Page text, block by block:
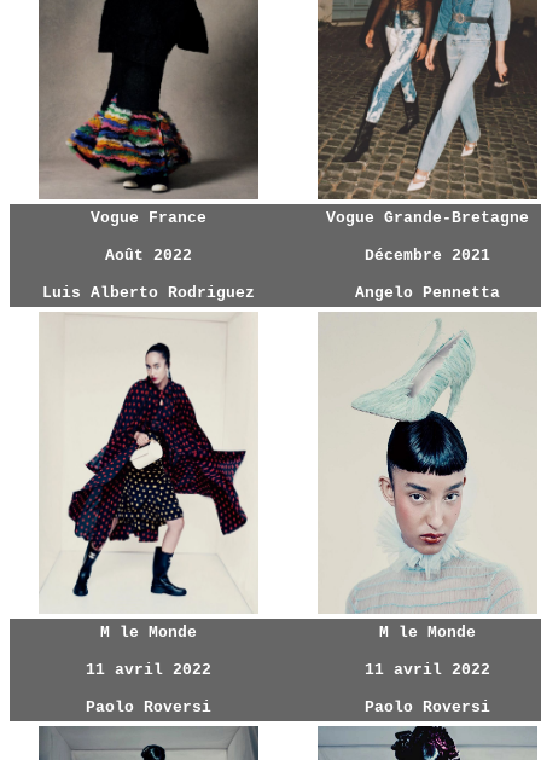
Vogue France
Août 2022
Luis Alberto Rodriguez
Vogue Grande-Bretagne
Décembre 2021
Angelo Pennetta
M le Monde
11 avril 2022
Paolo Roversi
M le Monde
11 avril 2022
Paolo Roversi